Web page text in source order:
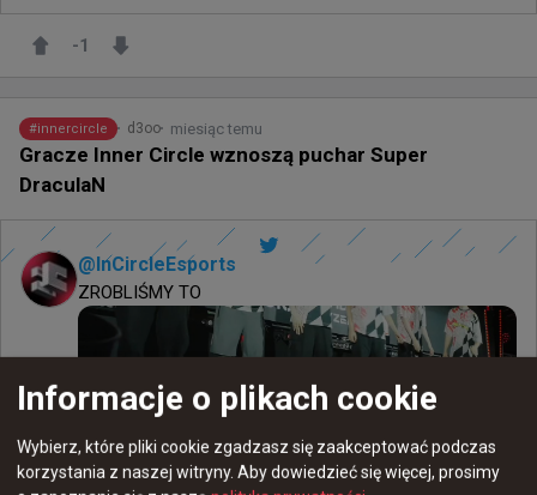
-1
#innercircle d3oo miesiąc temu
Gracze Inner Circle wznoszą puchar Super
DraculaN
@InCircleEsports
ZROBLIŚMY TO
Informacje o plikach cookie
Wybierz, które pliki cookie zgadzasz się zaakceptować podczas
korzystania z naszej witryny. Aby dowiedzieć się więcej, prosimy